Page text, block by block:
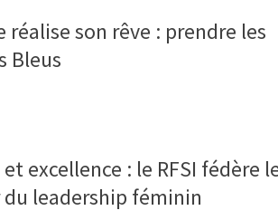
réalise son rêve : prendre les
Bleus
excellence : le RFSI fédère
leadership féminin